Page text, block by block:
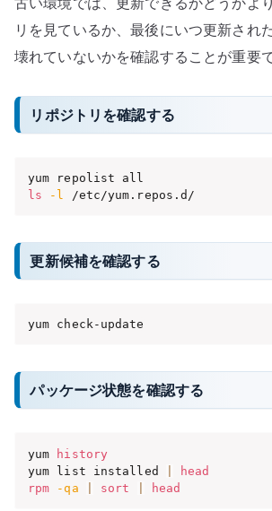
リを見ているか、最後にいつ更新され
壊れていないかを確認することが重要で
リポジトリを確認する
ls
-l /etc/yum.repos.d/
更新候補を確認する
yum check-update
パッケージ状態を確認する
yum
history
yum list installed
head
rpm
-qa sort head